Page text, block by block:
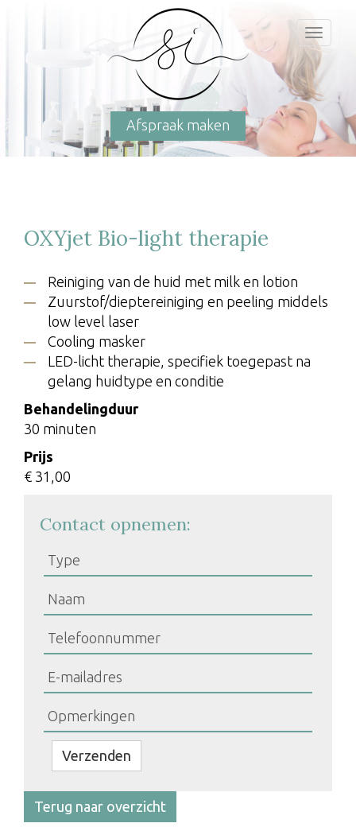
Afspraak maken
OXYjet Bio-light therapie
Reiniging van de huid met milk en lotion
Zuurstof/dieptereiniging en peeling middels
low level laser
Cooling masker
LED-licht therapie, specifiek toegepast na
gelang huidtype en conditie
Behandelingduur
30 minuten
Prijs
€ 31,00
Contact opnemen:
Bedrijfsnaam
Verzenden
Terug naar overzicht